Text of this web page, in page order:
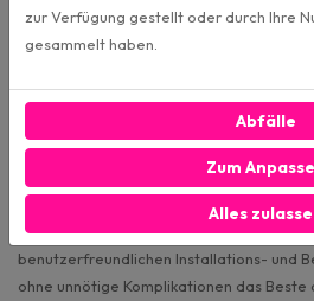
Leistung und Qualität: Suchen Sie
Konstruktion und hochwertigen
Sie bei uns nur aus hochwertigen
Kompatibilität: Prüfen Sie, ob der
vorhandenen Audiosystem kompatibel ist
umfangreiche Modifikationen problemlos
Benutzerfreundlichkeit: Wählen Sie
benutzerfreundlichen Installations- und
ohne unnötige Komplikationen das Beste
zur Verfügung gestellt oder durch Ihre
gesammelt haben.
Abfälle
Zum
Alles